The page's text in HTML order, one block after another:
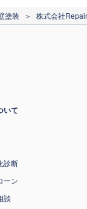
塗装 ＞ 株式会社
いて
診断
ーン
談